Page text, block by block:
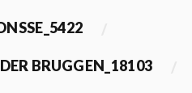
BRUGGEN_18103